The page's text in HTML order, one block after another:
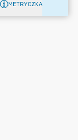
METRYCZKA